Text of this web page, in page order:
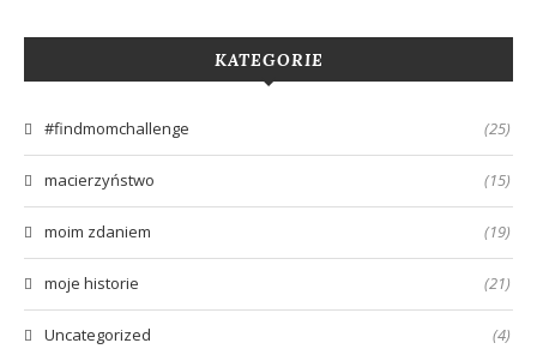
KATEGORIE
#findmomchallenge (25)
macierzyństwo (15)
moim zdaniem (19)
moje historie (21)
Uncategorized (4)